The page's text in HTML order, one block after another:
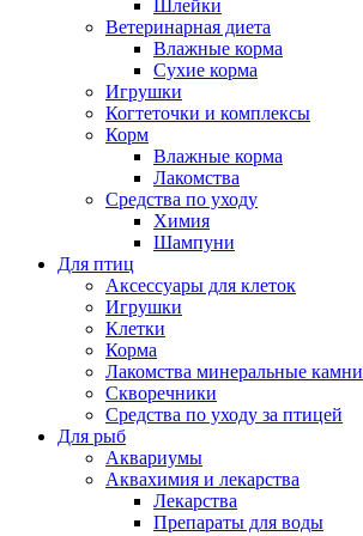
Шлейки
Ветеринарная диета
Влажные корма
Сухие корма
Игрушки
Когтеточки и комплексы
Корм
Влажные корма
Лакомства
Средства по уходу
Химия
Шампуни
Для птиц
Аксессуары для клеток
Игрушки
Клетки
Корма
Лакомства минеральные камни
Скворечники
Средства по уходу за птицей
Для рыб
Аквариумы
Аквахимия и лекарства
Лекарства
Препараты для воды